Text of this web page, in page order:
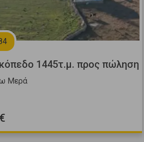
1445τ.μ. προς πώληση
Μερά